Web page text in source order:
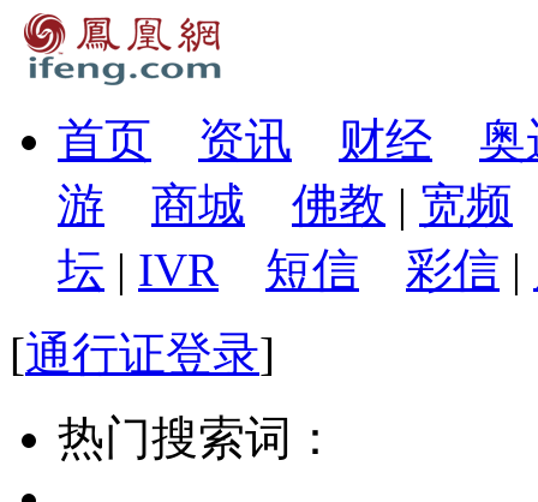
首页 资讯 财经
奥
游
商城 佛教 | 宽频
坛 | IVR 短信 彩信 |
[通行证登录]
热门搜索词：